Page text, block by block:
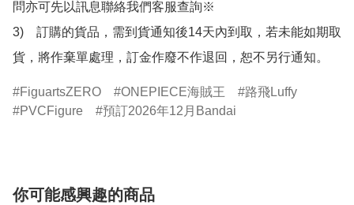
問亦可先以訊息聯絡我們客服查詢※
3)　訂購的貨品，需到貨通知後14天內到取，若未能如期取
貨，將作棄單處理，訂金作廢不作退回，恕不另行通知。
FiguartsZERO ONEPIECE海賊王
路飛Luffy
PVCFigure
預訂2026年12月Bandai
你可能感興趣的商品